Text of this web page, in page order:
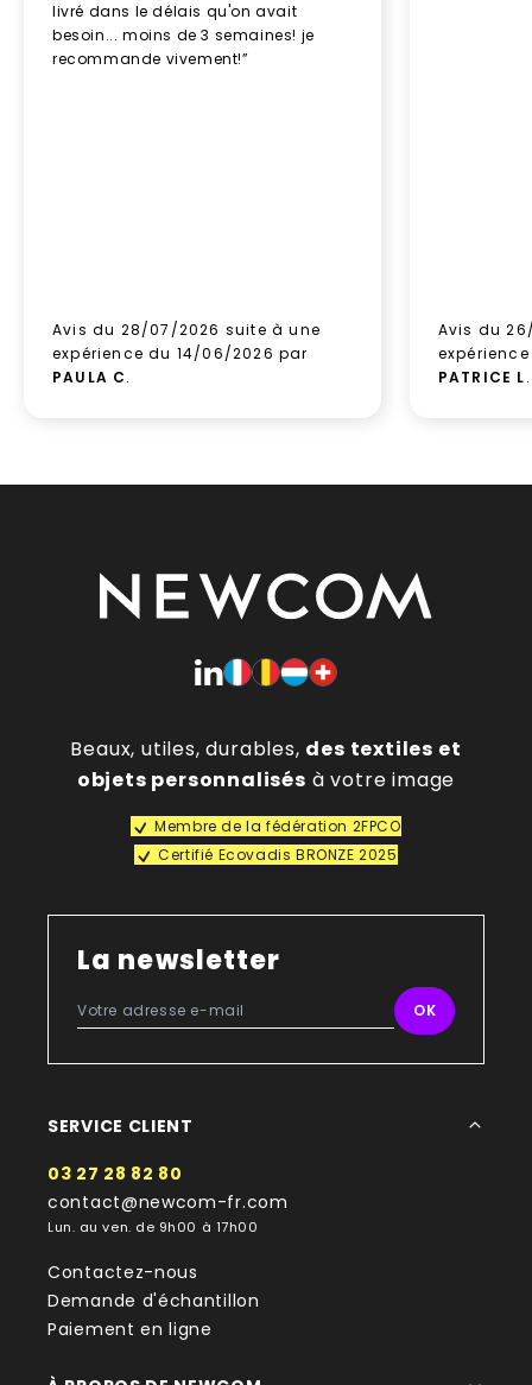
livré dans le délais qu'on avait
besoin... moins de 3 semaines! je
recommande vivement!”
Avis du 28/07/2026 suite à une
expérience du 14/06/2026 par
PAULA C.
Avis du
PATRICE L.
Beaux, utiles, durables, des textiles et
objets personnalisés à votre image
Membre de la fédération 2FPCO
Certifié Ecovadis BRONZE 2025
La newsletter
SERVICE CLIENT
03 27 28 82 80
contact@newcom-fr.com
Lun. au ven. de 9h00 à 17h00
Contactez-nous
Demande d'échantillon
Paiement en ligne